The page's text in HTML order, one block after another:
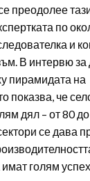
преодолее
по
и
В интервю за
пирамидата на
показва, че
дял – от 80
се дава
голям